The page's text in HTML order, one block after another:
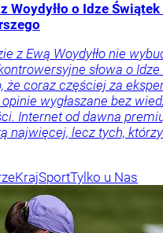
Woydyłło o Idze Świątek
z Ewą Woydyłło nie
słowa o
że coraz częściej za
wygłaszane bez
Internet od dawna
najwięcej, lecz tych,
KrajSportTylko u Nas